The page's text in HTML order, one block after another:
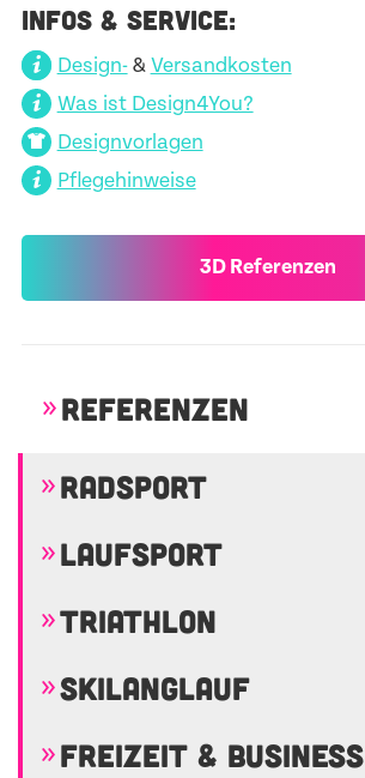
INFOS & SERVICE:
Design-& Versandkosten
Was ist Design4You?
Designvorlagen
Pflegehinweise
3D Referenzen
REFERENZEN
RADSPORT
LAUFSPORT
TRIATHLON
SKILANGLAUF
FREIZEIT & BUSINESS